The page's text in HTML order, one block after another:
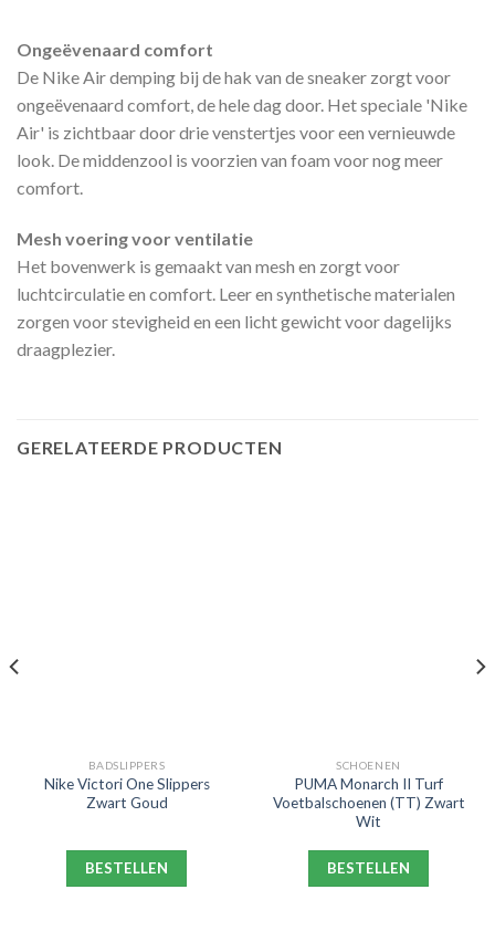
Ongeëvenaard comfort
De Nike Air demping bij de hak van de sneaker zorgt voor
ongeëvenaard comfort, de hele dag door. Het speciale 'Nike
Air' is zichtbaar door drie venstertjes voor een vernieuwde
look. De middenzool is voorzien van foam voor nog meer
comfort.
Mesh voering voor ventilatie
Het bovenwerk is gemaakt van mesh en zorgt voor
luchtcirculatie en comfort. Leer en synthetische materialen
zorgen voor stevigheid en een licht gewicht voor dagelijks
draagplezier.
GERELATEERDE PRODUCTEN
BADSLIPPERS
Nike Victori One Slippers
Zwart Goud
BESTELLEN
SCHOENEN
PUMA Monarch II Turf
Voetbalschoenen (TT) Zwart
Wit
BESTELLEN